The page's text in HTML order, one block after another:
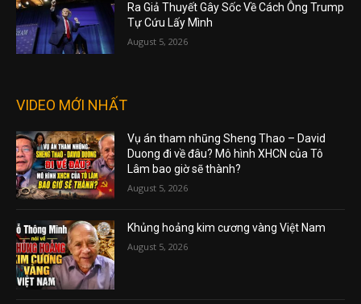
Ra Giả Thuyết Gây Sốc Về Cách Ông Trump
Tự Cứu Lấy Mình
August 5, 2026
VIDEO MỚI NHẤT
Vụ án tham nhũng Sheng Thao – David
Duong đi về đâu? Mô hình XHCN của Tô
Lâm bao giờ sẽ thành?
August 5, 2026
Khủng hoảng kim cương vàng Việt Nam
August 5, 2026